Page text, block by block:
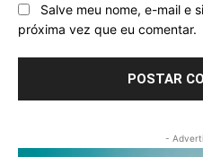
Salve meu nome, e-mail e
próxima vez que eu comentar.
-